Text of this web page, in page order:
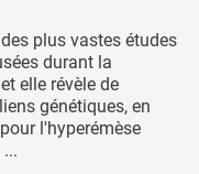
des plus vastes études
durant la
elle révèle de
génétiques, en
l'hyperémèse